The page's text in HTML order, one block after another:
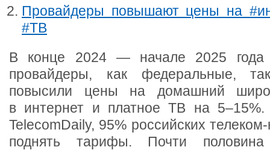
Провайдеры повышают цены на
#ТВ
В конце 2024 — начале 2025 года
провайдеры, как федеральные,
повысили цены на домашний
в интернет и платное ТВ на
TelecomDaily, 95% российских
поднять тарифы. Почти